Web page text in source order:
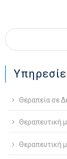
Φόρμα
Αναζήτηση
Θεραπεία σε
Θεραπευτική
Θεραπευτική